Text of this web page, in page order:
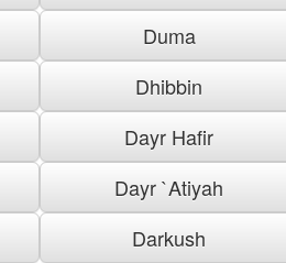
Duma
Dhibbin
Dayr Hafir
Dayr `Atiyah
Darkush